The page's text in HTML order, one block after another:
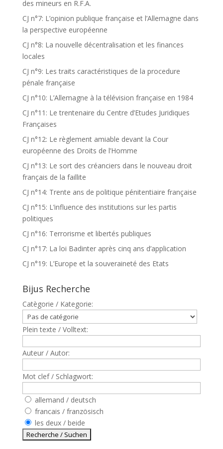
des mineurs en R.F.A.
CJ n°7: L’opinion publique française et l’Allemagne dans
la perspective européenne
CJ n°8: La nouvelle décentralisation et les finances
locales
CJ n°9: Les traits caractéristiques de la procedure
pénale française
CJ n°10: L’Allemagne à la télévision française en 1984
CJ n°11: Le trentenaire du Centre d’Etudes Juridiques
Françaises
CJ n°12: Le règlement amiable devant la Cour
européenne des Droits de l’Homme
CJ n°13: Le sort des créanciers dans le nouveau droit
français de la faillite
CJ n°14: Trente ans de politique pénitentiaire française
CJ n°15: L’influence des institutions sur les partis
politiques
CJ n°16: Terrorisme et libertés publiques
CJ n°17: La loi Badinter après cinq ans d’application
CJ n°19: L’Europe et la souveraineté des Etats
Bijus Recherche
Catègorie / Kategorie:
Plein texte / Volltext:
Auteur / Autor:
Mot clef / Schlagwort:
allemand / deutsch
francais / französisch
les deux / beide